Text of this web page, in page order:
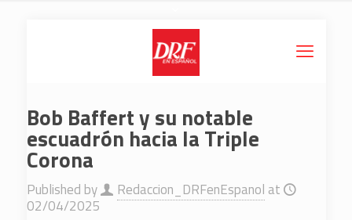
Bob Baffert y su notable
escuadrón hacia la Triple
Corona
Published by Redaccion_DRFenEspanol at
02/04/2025